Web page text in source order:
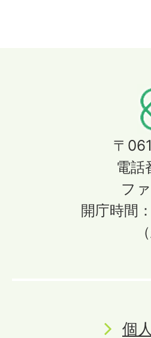
〒
電話
フ
開庁時間
個